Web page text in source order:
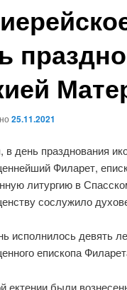
25.11.2021
в день празднования
Филарет,
литургию в
сослужило
исполнилось девять
епископа
ектении были